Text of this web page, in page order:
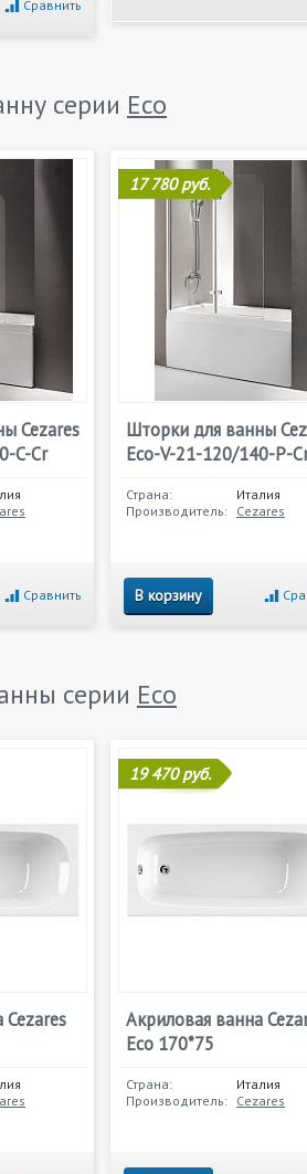
Сравнить
серии Eco
Cezares
C-Cr
Сравнить
17 780 руб.
Шторки для ванны
Eco-V-21-120/140-P-
Страна:
Италия
Производитель: Cezares
В корзину
серии Eco
19 470 руб.
Акриловая ванна
Eco 170*75
Страна:
Италия
Производитель: Cezares